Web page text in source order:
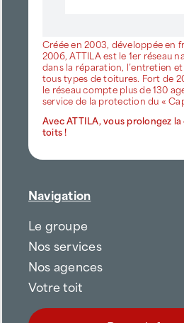
Créée en 2003, développée en
2006, ATTILA est le 1er réseau
dans la réparation, l’entretien
tous types de toitures. Fort de
le réseau compte plus de 130
service de la protection du «
Avec ATTILA, vous prolongez
toits !
Navigation
Le groupe
Nos services
Nos agences
Votre toit